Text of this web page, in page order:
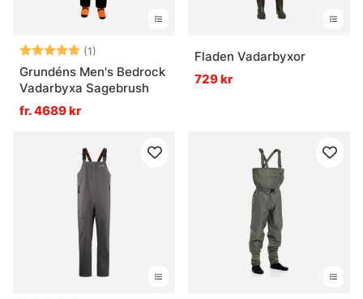
Betyg: (1)
5.0 utav 5 stjärnor
Grundéns Men's Bedrock
Vadarbyxa Sagebrush
fr. 4689 kr
Fladen Vadarbyxor
729 kr